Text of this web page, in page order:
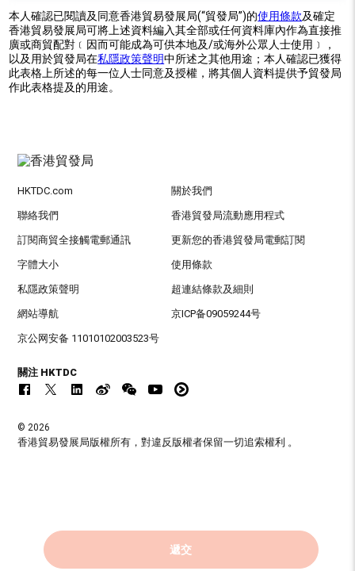
本人確認已閱讀及同意香港貿易發展局(“貿發局”)的使用條款及確定
香港貿易發展局可將上述資料編入其全部或任何資料庫內作為直接推
廣或商貿配對﹝因而可能成為可供本地及/或海外公眾人士使用﹞，
以及用於貿發局在私隱政策聲明中所述之其他用途；本人確認已獲得
此表格上所述的每一位人士同意及授權，將其個人資料提供予貿發局
作此表格提及的用途。
遞交
HKTDC.com 關於我們
聯絡我們 香港貿發局流動應用程式
訂閱商貿全接觸電郵通訊 更新您的香港貿發局電郵訂閱
字體大小 使用條款
私隱政策聲明 超連結條款及細則
網站導航 京ICP备09059244号
京公网安备 11010102003523号
關注 HKTDC
© 2026
香港貿易發展局版權所有，對違反版權者保留一切追索權利 。